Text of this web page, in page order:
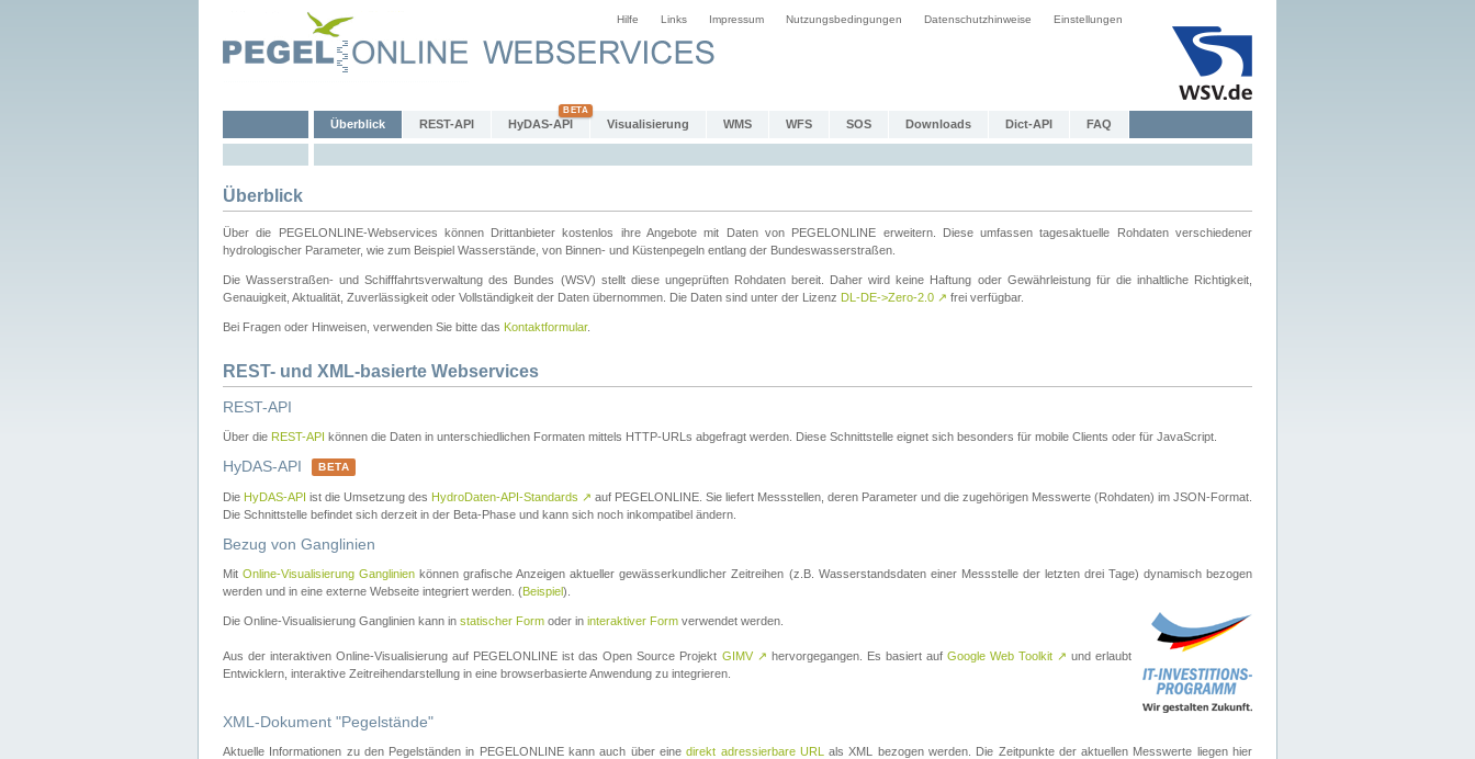
Hilfe Links Impressum Nutzungsbedingungen Datenschutzhinweise Einstellungen
Überblick REST-API HyDAS-API Visualisierung WMS WFS SOS Downloads Dict-API FAQ
Überblick
Über die PEGELONLINE-Webservices können Drittanbieter kostenlos ihre Angebote mit Daten von PEGELONLINE erweitern. Diese umfassen tagesaktuelle Rohdaten verschiedener
hydrologischer Parameter, wie zum Beispiel Wasserstände, von Binnen- und Küstenpegeln entlang der Bundeswasserstraßen.
Die Wasserstraßen- und Schifffahrtsverwaltung des Bundes (WSV) stellt diese ungeprüften Rohdaten bereit. Daher wird keine Haftung oder Gewährleistung für die inhaltliche Richtigkeit,
Genauigkeit, Aktualität, Zuverlässigkeit oder Vollständigkeit der Daten übernommen. Die Daten sind unter der Lizenz DL-DE->Zero-2.0 ↗ frei verfügbar.
Bei Fragen oder Hinweisen, verwenden Sie bitte das Kontaktformular.
REST- und XML-basierte Webservices
REST-API
Über die REST-API können die Daten in unterschiedlichen Formaten mittels HTTP-URLs abgefragt werden. Diese Schnittstelle eignet sich besonders für mobile Clients oder für JavaScript.
HyDAS-API BETA
Die HyDAS-API ist die Umsetzung des HydroDaten-API-Standards ↗ auf PEGELONLINE. Sie liefert Messstellen, deren Parameter und die zugehörigen Messwerte (Rohdaten) im JSON-Format.
Die Schnittstelle befindet sich derzeit in der Beta-Phase und kann sich noch inkompatibel ändern.
Bezug von Ganglinien
MitOnline-Visualisierung Ganglinien können grafische Anzeigen aktueller gewässerkundlicher Zeitreihen (z.B. Wasserstandsdaten einer Messstelle der letzten drei Tage) dynamisch bezogen
werden und in eine externe Webseite integriert werden. (Beispiel).
Die Online-Visualisierung Ganglinien kann in statischer Form oder in interaktiver Form verwendet werden.
Aus der interaktiven Online-Visualisierung auf PEGELONLINE ist das Open Source Projekt GIMV ↗ hervorgegangen. Es basiert auf Google Web Toolkit ↗ und erlaubt
Entwicklern, interaktive Zeitreihendarstellung in eine browserbasierte Anwendung zu integrieren.
XML-Dokument "Pegelstände"
Aktuelle Informationen zu den Pegelständen in PEGELONLINE kann auch über einedirekt adressierbare URL
als XML bezogen werden. Die Zeitpunkte der aktuellen Messwerte liegen hier